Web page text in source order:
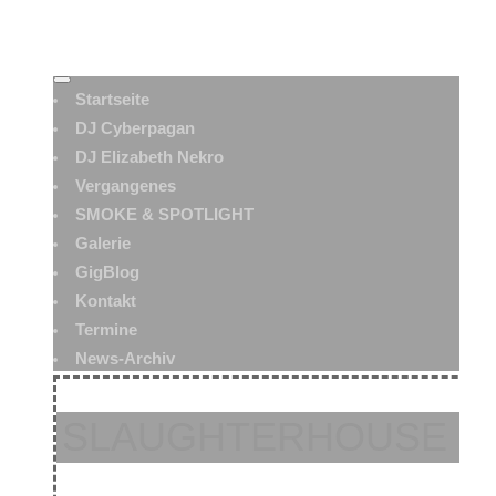
Startseite
DJ Cyberpagan
DJ Elizabeth Nekro
Vergangenes
SMOKE & SPOTLIGHT
Galerie
GigBlog
Kontakt
Termine
News-Archiv